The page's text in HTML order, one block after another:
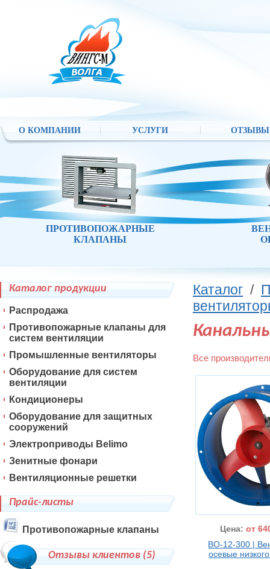
О КОМПАНИИ УСЛУГИ ОТЗЫВЫ
ПРОТИВОПОЖАРНЫЕ
КЛАПАНЫ
Каталог /
Все
Цена: от
ВО-12-300 |
осевые
Каталог продукции
Распродажа
Противопожарные клапаны для
систем вентиляции
Промышленные вентиляторы
Оборудование для систем
вентиляции
Кондиционеры
Оборудование для защитных
сооружений
Электроприводы Belimo
Зенитные фонари
Вентиляционные решетки
Прайс-листы
Противопожарные клапаны
Отзывы клиентов (5)